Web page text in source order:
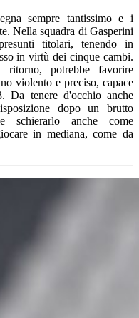
sempre tantissimo e i
Nella squadra di Gasperini
titolari, tenendo in
in virtù dei cinque cambi.
ritorno, potrebbe favorire
violento e preciso, capace
Da tenere d'occhio anche
dopo un brutto
schierarlo anche come
in mediana, come da